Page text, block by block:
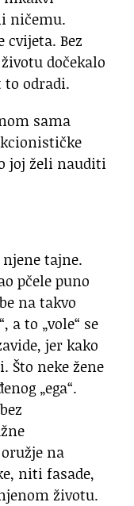
ničemu.
cvijeta. Bez
dočekalo
to odradi.
sama
joj želi nauditi
tajne.
pčele puno
na takvo
a to „vole“ se
jer kako
Što neke žene
„ega“.
na
niti fasade,
životu.